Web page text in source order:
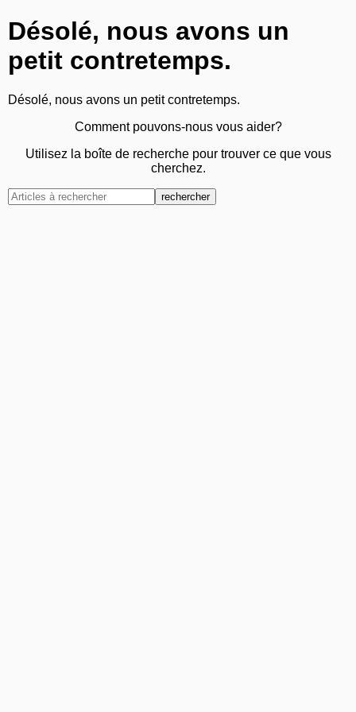
Désolé, nous avons un
petit contretemps.
Désolé, nous avons un petit contretemps.
Comment pouvons-nous vous aider?
Utilisez la boîte de recherche pour trouver ce que vous
cherchez.
rechercher